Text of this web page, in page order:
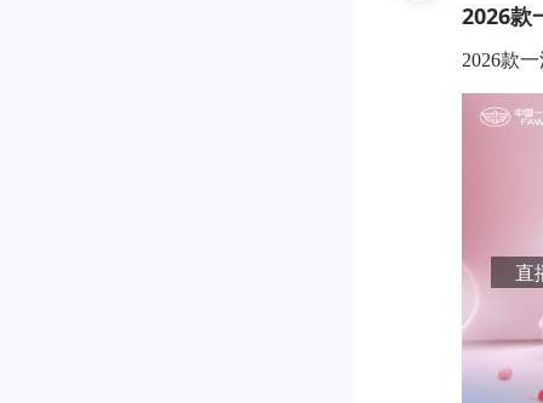
2026款
2026款
直